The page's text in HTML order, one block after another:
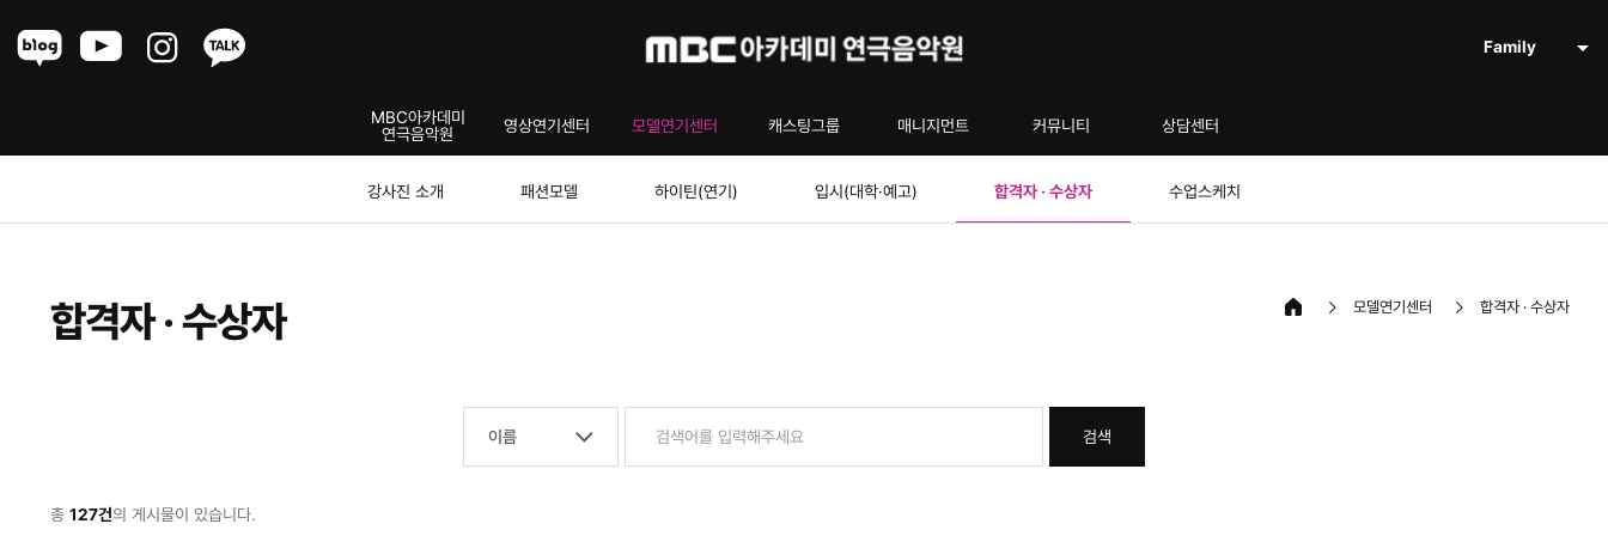
Family
MBC아카데미
연극음악원
영상연기센터 모델연기센터 캐스팅그룹 매니지먼트 커뮤니티 상담센터
강사진 소개 패션모델 하이틴(연기) 입시(대학·예고) 합격자 · 수상자 수업스케치
합격자 · 수상자 모델연기센터 합격자 · 수상자
검색
총 127건의 게시물이 있습니다.